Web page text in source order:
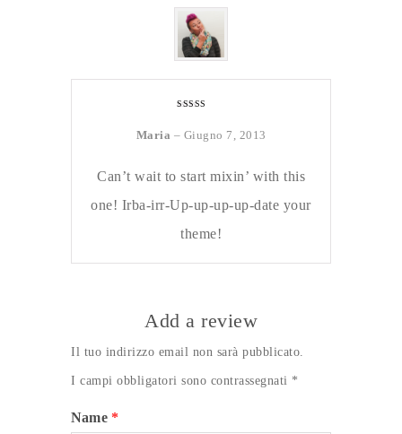
Maria – Giugno 7, 2013
Can’t wait to start mixin’ with this
one! Irba-irr-Up-up-up-up-date your
theme!
Add a review
Il tuo indirizzo email non sarà pubblicato.
I campi obbligatori sono contrassegnati *
Name *